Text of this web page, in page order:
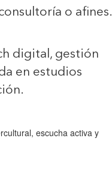
o afines.
digital, gestión
en estudios
escucha activa y